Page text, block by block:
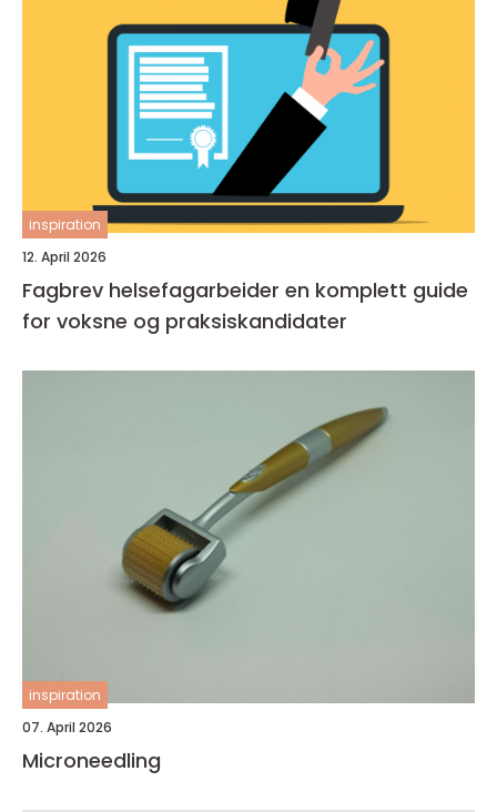
inspiration
12. April 2026
Fagbrev helsefagarbeider en komplett guide
for voksne og praksiskandidater
inspiration
07. April 2026
Microneedling